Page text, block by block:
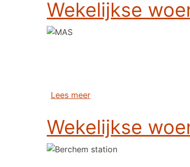
Wekelijkse
Lees meerover Wekelijkse
Wekelijkse